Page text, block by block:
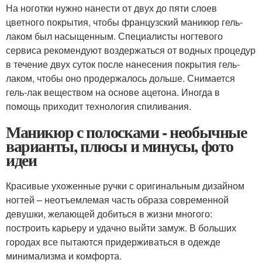
На ноготки нужно нанести от двух до пяти слоев
цветного покрытия, чтобы французский маникюр гель-
лаком был насыщенным. Специалисты ногтевого
сервиса рекомендуют воздержаться от водных процедур
в течение двух суток после нанесения покрытия гель-
лаком, чтобы оно продержалось дольше. Снимается
гель-лак веществом на основе ацетона. Иногда в
помощь приходит технология спиливания.
Маникюр с полосками - необычные
варианты, плюсы и минусы, фото
идеи
Красивые ухоженные ручки с оригинальным дизайном
ногтей – неотъемлемая часть образа современной
девушки, желающей добиться в жизни многого:
построить карьеру и удачно выйти замуж. В больших
городах все пытаются придерживаться в одежде
минимализма и комфорта.